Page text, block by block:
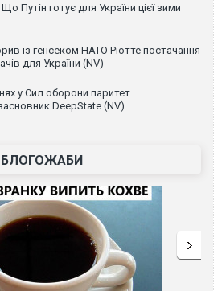
Путін готує для України цієї зими
із генсеком НАТО Рютте постачання
для України (NV)
у Сил оборони паритет
DeepState (NV)
БЛОГОЖАБИ